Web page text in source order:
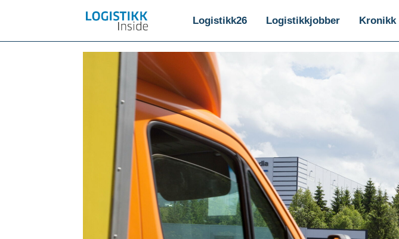
Logistikk26 Logistikkjobber Kronikk